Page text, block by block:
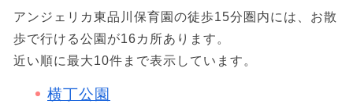
アンジェリカ東品川保育園の徒歩15分圏内には、お散
歩で行ける公園が16カ所あります。
近い順に最大10件まで表示しています。
横丁公園